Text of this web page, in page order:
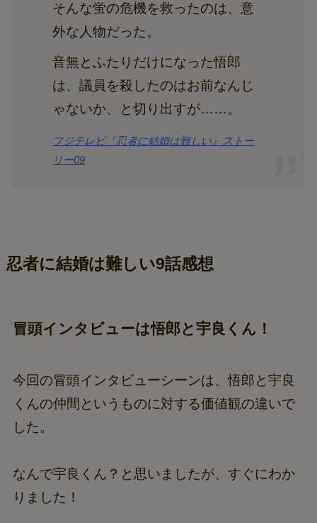
そんな蛍の危機を救ったのは、意
外な人物だった。
音無とふたりだけになった悟郎
は、議員を殺したのはお前なんじ
ゃないか、と切り出すが……。
フジテレビ『忍者に結婚は難しい』ストー
リー09
忍者に結婚は難しい9話感想
冒頭インタビューは悟郎と宇良くん！
今回の冒頭インタビューシーンは、悟郎と宇良
くんの仲間というものに対する価値観の違いで
した。
なんで宇良くん？と思いましたが、すぐにわか
りました！